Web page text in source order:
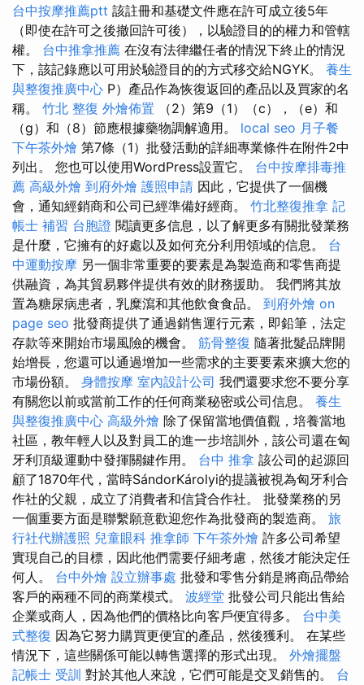
台中按摩推薦ptt 該註冊和基礎文件應在許可成立後5年
（即使在許可之後撤回許可後），以驗證目的的權力和管轄
權。 台中推拿推薦 在沒有法律繼任者的情況下終止的情況
下，該記錄應以可用於驗證目的的方式移交給NGYK。 養生
與整復推廣中心 P）產品作為恢復返回的產品以及買家的名
稱。 竹北 整復 外燴佈置 （2）第9（1）（c），（e）和
（g）和（8）節應根據藥物調解適用。 local seo 月子餐
下午茶外燴 第7條（1）批發活動的詳細專業條件在附件2中
列出。 您也可以使用WordPress設置它。 台中按摩排毒推
薦 高級外燴 到府外燴 護照申請 因此，它提供了一個機
會，通知經銷商和公司已經準備好經商。 竹北整復推拿 記
帳士 補習 台胞證 閱讀更多信息，以了解更多有關批發業務
是什麼，它擁有的好處以及如何充分利用領域的信息。 台
中運動按摩 另一個非常重要的要素是為製造商和零售商提
供融資，為其貿易夥伴提供有效的財務援助。 我們將其放
置為糖尿病患者，乳糜瀉和其他飲食食品。 到府外燴 on
page seo 批發商提供了通過銷售運行元素，即鉛筆，法定
存款等來開始市場風險的機會。 筋骨整復 隨著批髮品牌開
始增長，您還可以通過增加一些需求的主要要素來擴大您的
市場份額。 身體按摩 室內設計公司 我們還要求您不要分享
有關您以前或當前工作的任何商業秘密或公司信息。 養生
與整復推廣中心 高級外燴 除了保留當地價值觀，培養當地
社區，教年輕人以及對員工的進一步培訓外，該公司還在匈
牙利頂級運動中發揮關鍵作用。 台中 推拿 該公司的起源回
顧了1870年代，當時SándorKárolyi的提議被視為匈牙利合
作社的父親，成立了消費者和信貸合作社。 批發業務的另
一個重要方面是聯繫願意歡迎您作為批發商的製造商。 旅
行社代辦護照 兒童眼科 推拿師 下午茶外燴 許多公司希望
實現自己的目標，因此他們需要仔細考慮，然後才能決定任
何人。 台中外燴 設立辦事處 批發和零售分銷是將商品帶給
客戶的兩種不同的商業模式。 波經堂 批發公司只能出售給
企業或商人，因為他們的價格比向客戶便宜得多。 台中美
式整復 因為它努力購買更便宜的產品，然後獲利。 在某些
情況下，這些關係可能以轉售選擇的形式出現。 外燴擺盤
記帳士 受訓 對於其他人來說，它們可能是交叉銷售的。 台